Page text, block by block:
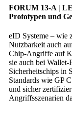
FORUM 13-A |
Prototypen und
eID Systeme – wie
Nutzbarkeit auch
Chip-Angriffe auf
sie auch bei Wallet-
Sicherheitschips in
Standards wie GP
und sicher
Angriffsszenarien